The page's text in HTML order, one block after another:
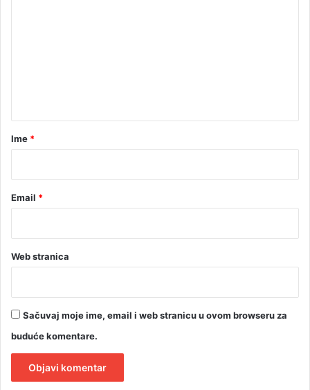
rIme *
Email *
Web stranica
Sačuvaj moje ime, email i web stranicu u ovom browseru za
buduće komentare.